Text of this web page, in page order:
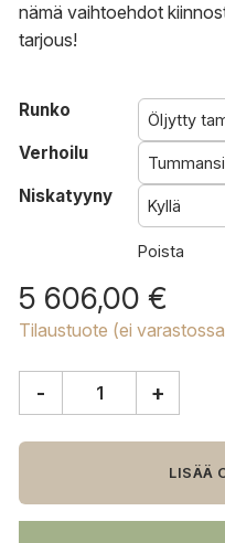
nämä vaihtoehdot
tarjous!
Runko
Verhoilu
Niskatyyny
Poista
5 606,00 €
Tilaustuote (ei
&
CH78
Mama
- +
LISÄÄ